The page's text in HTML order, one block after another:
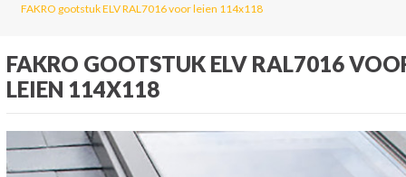
FAKRO gootstuk ELV RAL7016 voor leien 114x118
FAKRO GOOTSTUK ELV RAL7016
LEIEN 114X118